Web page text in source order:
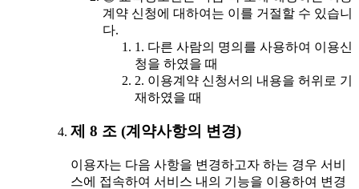
계약 신청에 대하여는 이를 거절할 수 있습니
다.
1. 다른 사람의 명의를 사용하여 이용신
청을 하였을 때
2. 이용계약 신청서의 내용을 허위로 기
재하였을 때
제 8 조 (계약사항의 변경)
이용자는 다음 사항을 변경하고자 하는 경우 서비
스에 접속하여 서비스 내의 기능을 이용하여 변경